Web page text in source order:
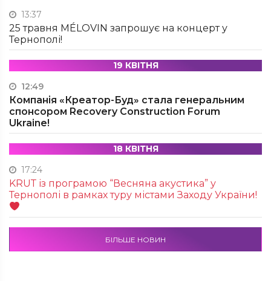
13:37
25 травня MÉLOVIN запрошує на концерт у
Тернополі!
19 КВІТНЯ
12:49
Компанія «Креатор-Буд» стала генеральним
спонсором Recovery Construction Forum
Ukraine!
18 КВІТНЯ
17:24
KRUТ із програмою “Весняна акустика” у
Тернополі в рамках туру містами Заходу України!
БІЛЬШЕ НОВИН